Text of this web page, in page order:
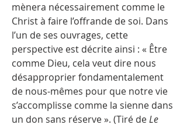
mènera nécessairement comme le
Christ à faire l’offrande de soi. Dans
l’un de ses ouvrages, cette
perspective est décrite ainsi : « Être
comme Dieu, cela veut dire nous
désapproprier fondamentalement
de nous-mêmes pour que notre vie
s’accomplisse comme la sienne dans
un don sans réserve ». (Tiré deLe